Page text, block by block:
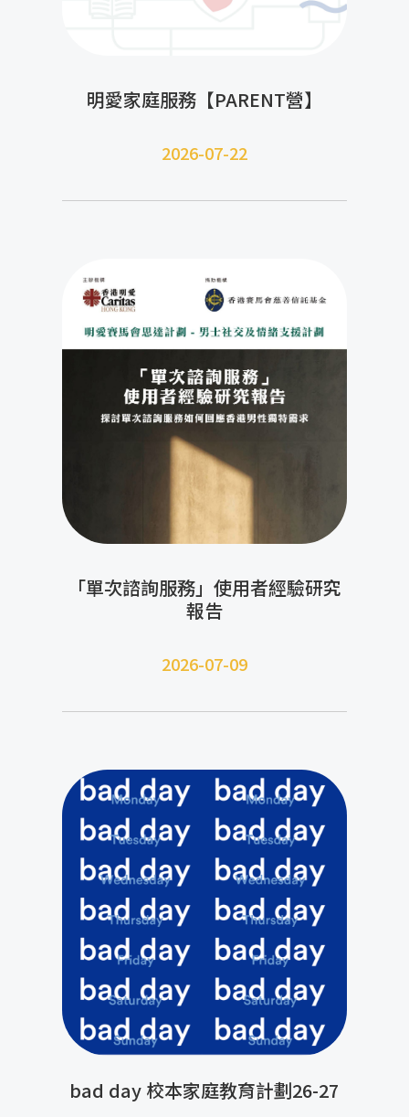
明愛家庭服務【PARENT營】
2026-07-22
「單次諮詢服務」使用者經驗研究
報告
2026-07-09
bad day 校本家庭教育計劃26-27